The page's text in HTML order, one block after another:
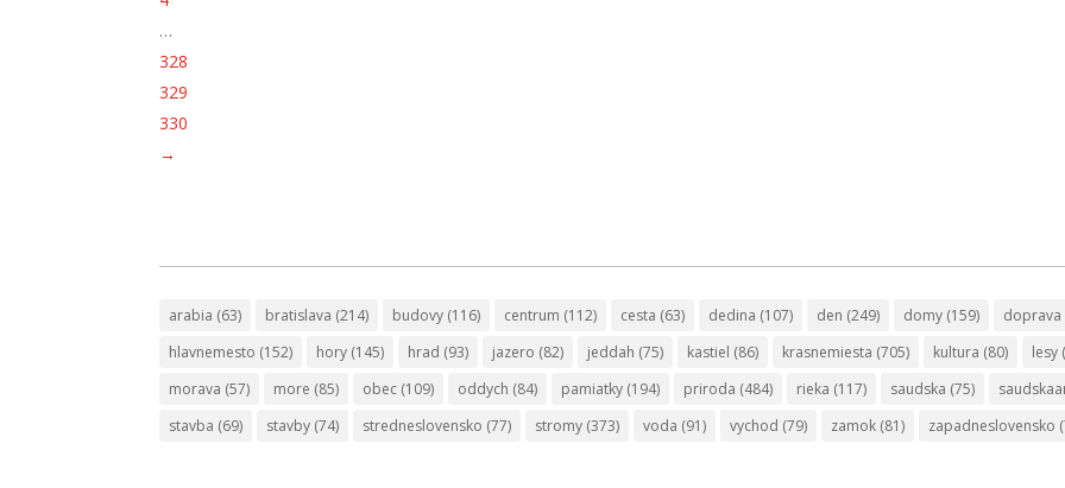
…
328
329
330
→
arabia (63) bratislava (214) budovy (116) centrum (112) cesta (63) dedina (107) den (249) domy (159) doprava
hlavnemesto (152) hory (145) hrad (93) jazero (82) jeddah (75) kastiel (86) krasnemiesta (705) kultura (80) lesy
morava (57) more (85) obec (109) oddych (84) pamiatky (194) priroda (484) rieka (117) saudska (75)
stavba (69) stavby (74) stredneslovensko (77) stromy (373) voda (91) vychod (79) zamok (81) zapadneslovensko